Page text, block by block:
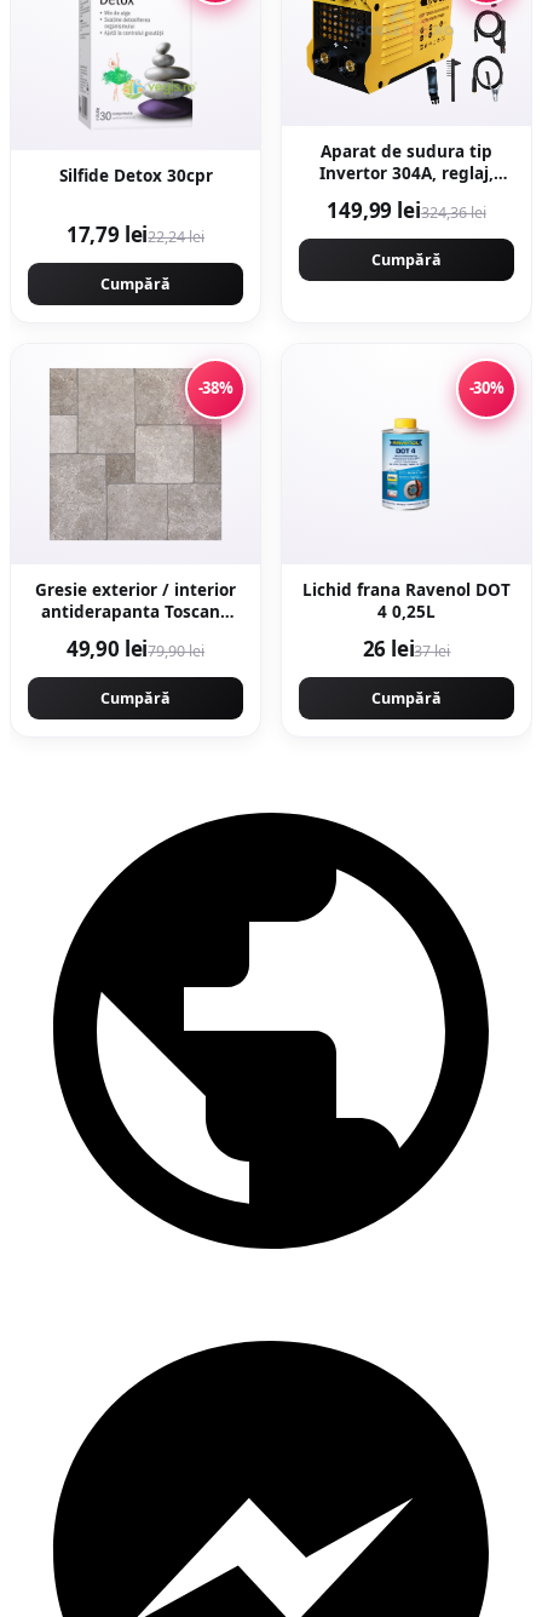
Silfide Detox 30cpr
17,79 lei22,24 lei
Cumpără
Aparat de sudura tip
Invertor 304A, reglaj,
4mm, Next Generation -
URAL MASH
PROFESSIONAL CMP1694
149,99 lei324,36 lei
Cumpără
-38%
Gresie exterior / interior
antiderapanta Toscana
portelanata rectificata tip
piatra naturala
49,90 lei79,90 lei
Cumpără
-30%
Lichid frana Ravenol DOT
4 0,25L
26 lei37 lei
Cumpără